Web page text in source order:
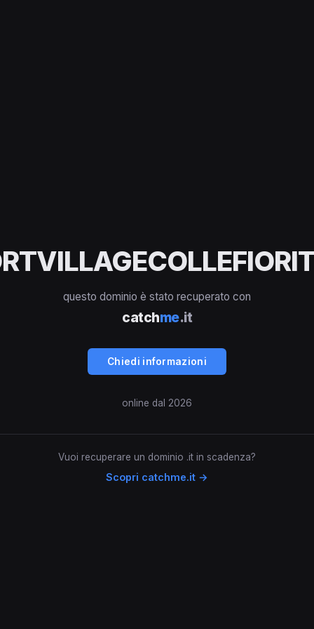
questo dominio è stato recuperato con
catchme.it
Chiedi informazioni
online dal 2026
Vuoi recuperare un dominio .it in scadenza?
Scopri catchme.it →